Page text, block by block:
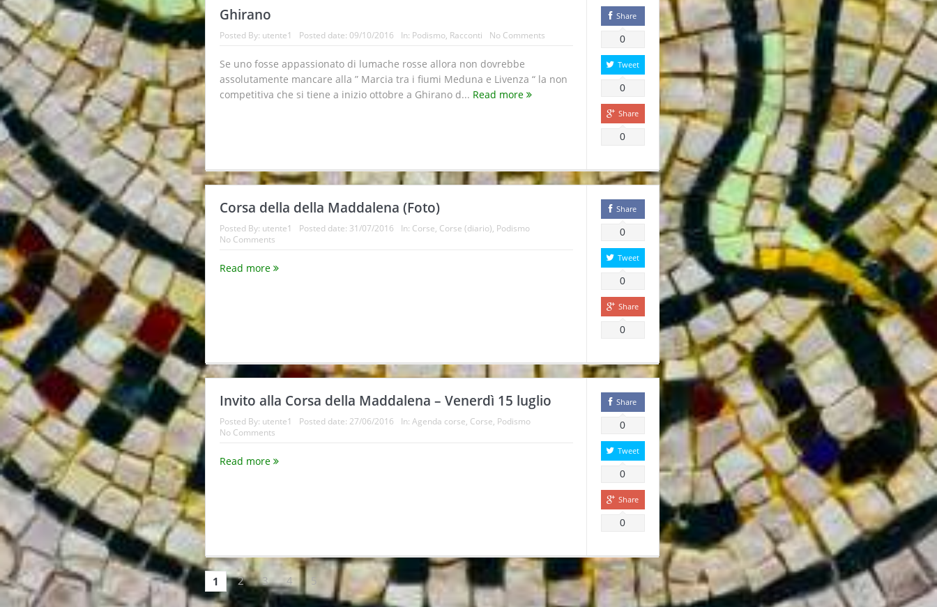
Ghirano
Posted By: utente1 Posted date: 09/10/2016 In: Podismo, Racconti No Comments
Se uno fosse appassionato di lumache rosse allora non dovrebbe
assolutamente mancare alla ” Marcia tra i fiumi Meduna e Livenza “ la non
competitiva che si tiene a inizio ottobre a Ghirano d... Read more
Share
0
Tweet
0
Share
0
Corsa della della Maddalena (Foto)
Posted By: utente1 Posted date: 31/07/2016 In: Corse, Corse (diario), Podismo
No Comments
Read more
Share
0
Tweet
0
Share
0
Invito alla Corsa della Maddalena – Venerdì 15 luglio
Posted By: utente1 Posted date: 27/06/2016 In: Agenda corse, Corse, Podismo
No Comments
Read more
Share
0
Tweet
0
Share
0
1 2 3 4 5